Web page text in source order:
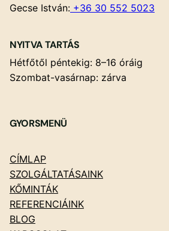
Gecse István: +36 30 552 5023
NYITVA TARTÁS
Hétfőtől péntekig: 8–16 óráig
Szombat-vasárnap: zárva
GYORSMENÜ
CÍMLAP
SZOLGÁLTATÁSAINK
KŐMINTÁK
REFERENCIÁINK
BLOG